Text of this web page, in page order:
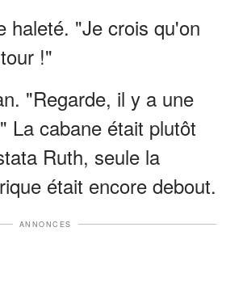
haleté. "Je crois qu'on
!"
"Regarde, il y a une
La cabane était plutôt
Ruth, seule la
était encore debout.
ANNONCES